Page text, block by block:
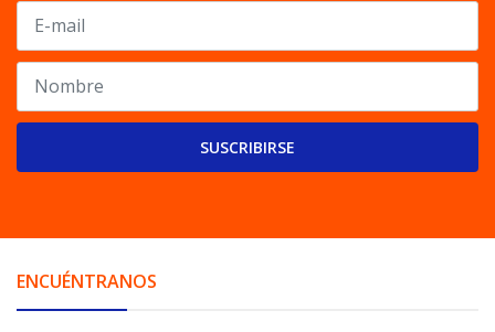
SUSCRIBIRSE
ENCUÉNTRANOS